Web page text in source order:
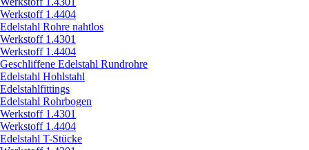
Werkstoff 1.4404
Edelstahl Rohre nahtlos
Werkstoff 1.4301
Werkstoff 1.4404
Geschliffene Edelstahl Rundrohre
Edelstahl Hohlstahl
Edelstahlfittings
Edelstahl Rohrbogen
Werkstoff 1.4301
Werkstoff 1.4404
Edelstahl T-Stücke